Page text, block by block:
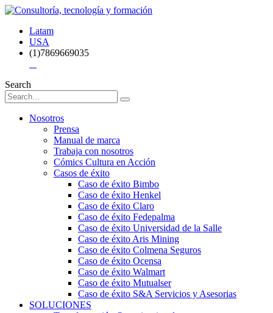
Latam
USA
(1)7869669035
Search
Nosotros
Prensa
Manual de marca
Trabaja con nosotros
Cómics Cultura en Acción
Casos de éxito
Caso de éxito Bimbo
Caso de éxito Henkel
Caso de éxito Claro
Caso de éxito Fedepalma
Caso de éxito Universidad de la Salle
Caso de éxito Aris Mining
Caso de éxito Colmena Seguros
Caso de éxito Ocensa
Caso de éxito Walmart
Caso de éxito Mutualser
Caso de éxito S&A Servicios y Asesorias
SOLUCIONES